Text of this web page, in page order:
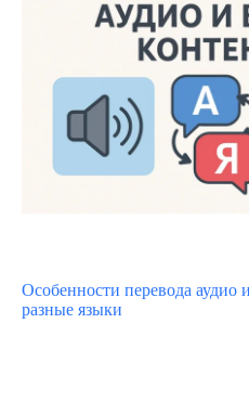
Особенности перевода аудио
разные языки